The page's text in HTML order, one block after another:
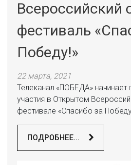
Всероссийский
фестиваль
Победу!»
22 марта, 2021
Телеканал «ПОБЕДА» начинает
участия в Открытом
фестивале «Спасибо за
ПОДРОБНЕЕ...